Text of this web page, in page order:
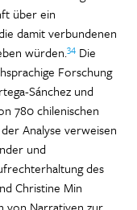
über ein
damit verbundenen
würden.34 Die
Forschung
Sánchez und
780 chilenischen
Analyse verweisen
und
des
Christine Min